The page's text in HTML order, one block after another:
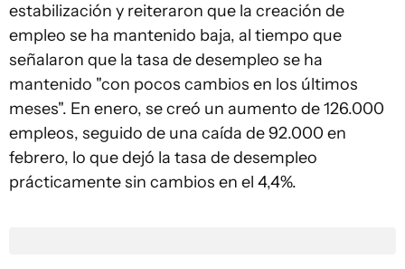
estabilización y reiteraron que la creación de
empleo se ha mantenido baja, al tiempo que
señalaron que la tasa de desempleo se ha
mantenido "con pocos cambios en los últimos
meses". En enero, se creó un aumento de 126.000
empleos, seguido de una caída de 92.000 en
febrero, lo que dejó la tasa de desempleo
prácticamente sin cambios en el 4,4%.